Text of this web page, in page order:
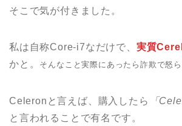
そこで気が付きました。
私は自称Core-i7なだけで、 実質
かと。
そんなこと実際にあったら詐欺で怒ら
Celeronと言えば、購入したら
「
と言われることで有名です。